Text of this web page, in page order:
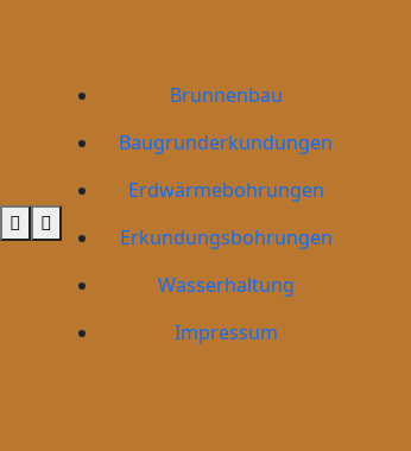
Primary
Brunnenbau
Baugrunderkundungen
Erdwärmebohrungen
Erkundungsbohrungen
Wasserhaltung
Impressum